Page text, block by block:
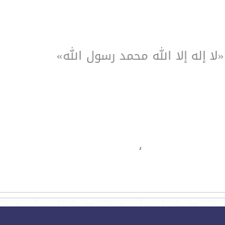
«لا إله إلا الله محمد رسول الله»
،